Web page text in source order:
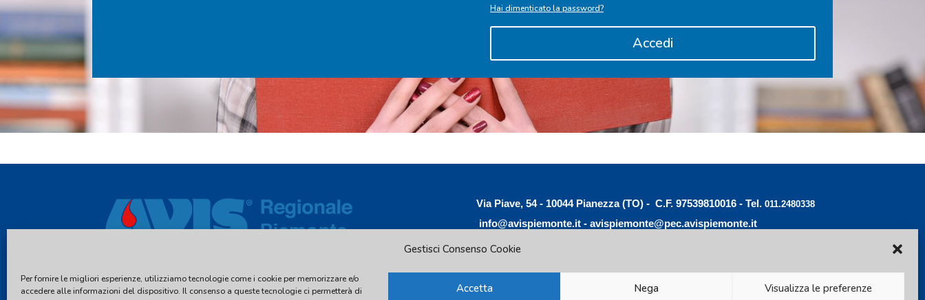
Gestisci Consenso Cookie
Per fornire le migliori esperienze, utilizziamo tecnologie come i cookie per memorizzare e/o
accedere alle informazioni del dispositivo. Il consenso a queste tecnologie ci permetterà di
Accetta Nega Visualizza le preferenze
Hai dimenticato la password?
Accedi
Via Piave, 54 - 10044 Pianezza (TO) - C.F. 97539810016 - Tel. 011.2480338
info@avispiemonte.it- avispiemonte@pec.avispiemonte.it